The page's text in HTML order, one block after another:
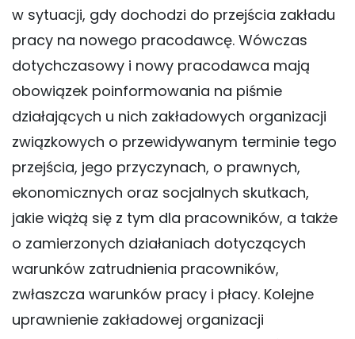
w sytuacji, gdy dochodzi do przejścia zakładu
pracy na nowego pracodawcę. Wówczas
dotychczasowy i nowy pracodawca mają
obowiązek poinformowania na piśmie
działających u nich zakładowych organizacji
związkowych o przewidywanym terminie tego
przejścia, jego przyczynach, o prawnych,
ekonomicznych oraz socjalnych skutkach,
jakie wiążą się z tym dla pracowników, a także
o zamierzonych działaniach dotyczących
warunków zatrudnienia pracowników,
zwłaszcza warunków pracy i płacy. Kolejne
uprawnienie zakładowej organizacji